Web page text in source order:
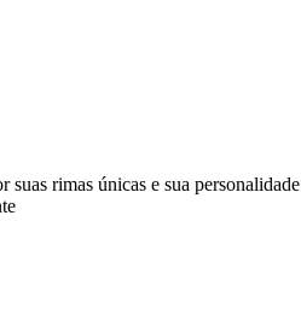
rimas únicas e sua